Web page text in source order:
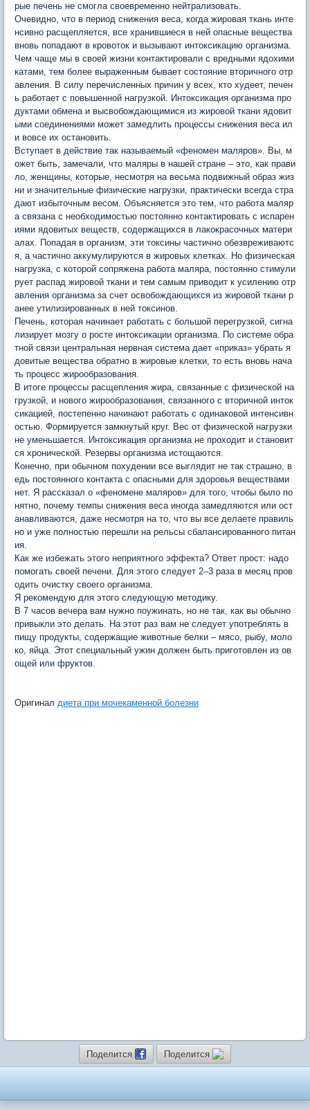
рые печень не смогла своевременно нейтрализовать.
Очевидно, что в период снижения веса, когда жировая ткань инте
нсивно расщепляется, все хранившиеся в ней опасные вещества
вновь попадают в кровоток и вызывают интоксикацию организма.
Чем чаще мы в своей жизни контактировали с вредными ядохими
катами, тем более выраженным бывает состояние вторичного отр
авления. В силу перечисленных причин у всех, кто худеет, печен
ь работает с повышенной нагрузкой. Интоксикация организма про
дуктами обмена и высвобождающимися из жировой ткани ядовит
ыми соединениями может замедлить процессы снижения веса ил
и вовсе их остановить.
Вступает в действие так называемый «феномен маляров». Вы, м
ожет быть, замечали, что маляры в нашей стране – это, как прави
ло, женщины, которые, несмотря на весьма подвижный образ жиз
ни и значительные физические нагрузки, практически всегда стра
дают избыточным весом. Объясняется это тем, что работа маляр
а связана с необходимостью постоянно контактировать с испарен
иями ядовитых веществ, содержащихся в лакокрасочных матери
алах. Попадая в организм, эти токсины частично обезвреживаютс
я, а частично аккумулируются в жировых клетках. Но физическая
нагрузка, с которой сопряжена работа маляра, постоянно стимули
рует распад жировой ткани и тем самым приводит к усилению отр
авления организма за счет освобождающихся из жировой ткани р
анее утилизированных в ней токсинов.
Печень, которая начинает работать с большой перегрузкой, сигна
лизирует мозгу о росте интоксикации организма. По системе обра
тной связи центральная нервная система дает «приказ» убрать я
довитые вещества обратно в жировые клетки, то есть вновь нача
ть процесс жирообразования.
В итоге процессы расщепления жира, связанные с физической на
грузкой, и нового жирообразования, связанного с вторичной инток
сикацией, постепенно начинают работать с одинаковой интенсивн
остью. Формируется замкнутый круг. Вес от физической нагрузки
не уменьшается. Интоксикация организма не проходит и становит
ся хронической. Резервы организма истощаются.
Конечно, при обычном похудении все выглядит не так страшно, в
едь постоянного контакта с опасными для здоровья веществами
нет. Я рассказал о «феномене маляров» для того, чтобы было по
нятно, почему темпы снижения веса иногда замедляются или ост
анавливаются, даже несмотря на то, что вы все делаете правиль
но и уже полностью перешли на рельсы сбалансированного питан
ия.
Как же избежать этого неприятного эффекта? Ответ прост: надо
помогать своей печени. Для этого следует 2–3 раза в месяц пров
одить очистку своего организма.
Я рекомендую для этого следующую методику.
В 7 часов вечера вам нужно поужинать, но не так, как вы обычно
привыкли это делать. На этот раз вам не следует употреблять в
пищу продукты, содержащие животные белки – мясо, рыбу, моло
ко, яйца. Этот специальный ужин должен быть приготовлен из ов
ощей или фруктов.
Оригинал диета при мочекаменной болезни
Поделится Поделится